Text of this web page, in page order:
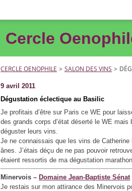
Cercle
CERCLE OENOPHILE > SALON DES VINS >
9 avril 2011
Dégustation éclectique au Basilic
Je profitais d’être sur Paris ce WE pour
des grands corps d’état déserté le WE
déguster leurs vins.
Je ne connaissais que les vins de
ânes. J’étais déçu de ne pas pouvoir
étaient ressortis de ma dégustation
Minervois – Domaine Jean-Baptiste Sénat
Je restais sur mon attirance des Minervois